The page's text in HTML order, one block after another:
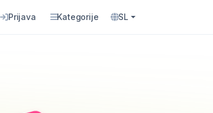
Prijava Kategorije SL